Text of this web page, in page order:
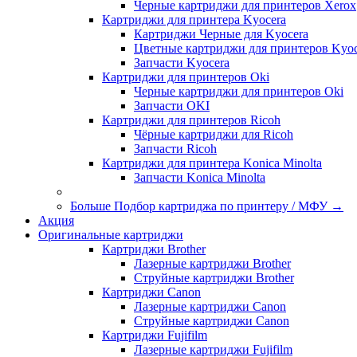
Черные картриджи для принтеров Xerox
Картриджи для принтера Kyocera
Картриджи Черные для Kyocera
Цветные картриджи для принтеров
Запчасти Kyocera
Картриджи для принтеров Oki
Черные картриджи для принтеров Oki
Запчасти OKI
Картриджи для принтеров Ricoh
Чёрные картриджи для Ricoh
Запчасти Ricoh
Картриджи для принтера Konica Minolta
Запчасти Koniсa Minolta
Больше Подбор картриджа по принтеру / МФУ →
Акция
Оригинальные картриджи
Картриджи Brother
Лазерные картриджи Brother
Струйные картриджи Brother
Картриджи Canon
Лазерные картриджи Canon
Струйные картриджи Canon
Картриджи Fujifilm
Лазерные картриджи Fujifilm